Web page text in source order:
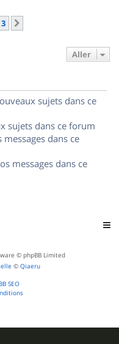
3
Aller
sujets dans ce
sujets dans ce forum
dans ce
messages dans ce
© phpBB Limited
© Qiaeru
SEO